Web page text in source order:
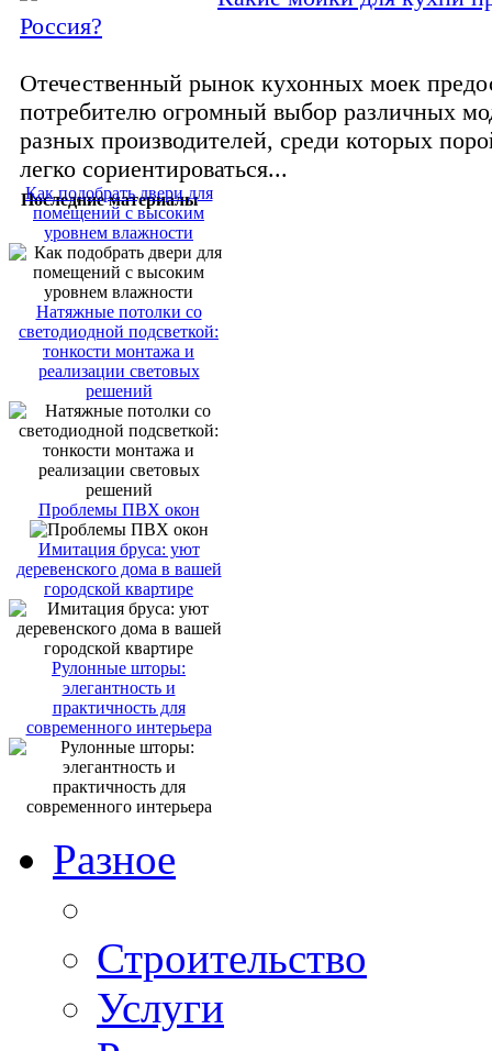
Россия?
Отечественный рынок кухонных моек
потребителю огромный выбор различных
разных производителей, среди которых
легко сориентироваться...
Последние материалы
Как подобрать двери для
помещений с высоким
уровнем влажности
Натяжные потолки со
светодиодной подсветкой:
тонкости монтажа и
реализации световых
решений
Проблемы ПВХ окон
Имитация бруса: уют
деревенского дома в вашей
городской квартире
Рулонные шторы:
элегантность и
практичность для
современного интерьера
Разное
Строительство
Услуги